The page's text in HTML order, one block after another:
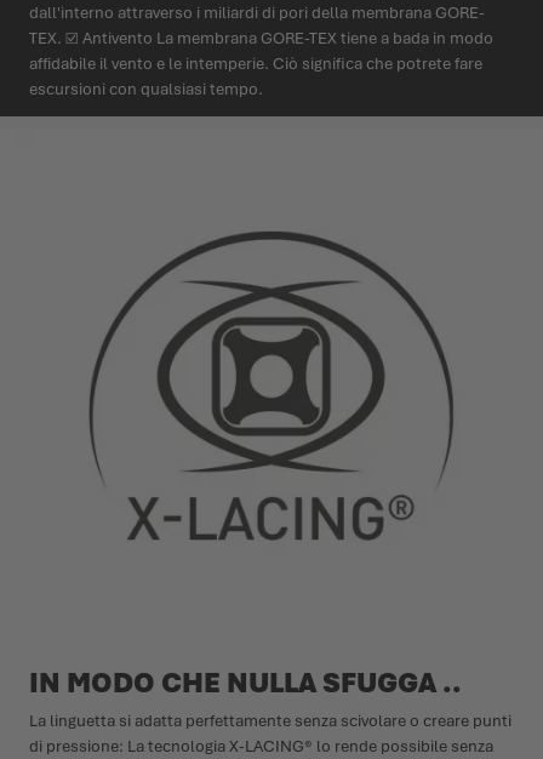
dall'interno attraverso i miliardi di pori della membrana GORE-
TEX. ☑ Antivento La membrana GORE-TEX tiene a bada in modo
affidabile il vento e le intemperie. Ciò significa che potrete fare
escursioni con qualsiasi tempo.
IN MODO CHE NULLA SFUGGA ..
La linguetta si adatta perfettamente senza scivolare o creare punti
di pressione: La tecnologia X-LACING® lo rende possibile senza